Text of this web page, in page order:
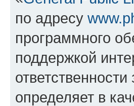
по адресу
программного
поддержкой
определяет в